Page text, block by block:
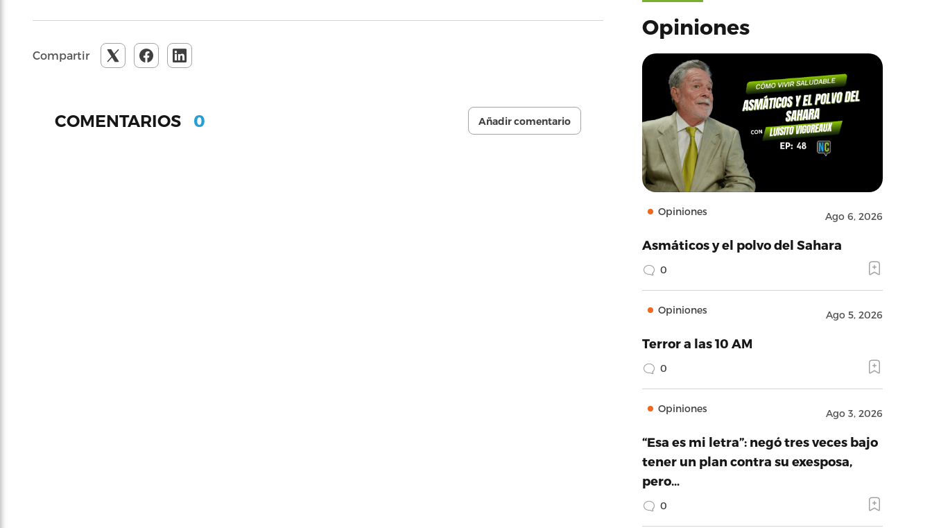
Compartir
COMENTARIOS 0 Añadir comentario
Opiniones
Opiniones Ago 6, 2026
Asmáticos y el polvo del Sahara
0
Opiniones Ago 5, 2026
Terror a las 10 AM
0
Opiniones Ago 3, 2026
“Esa es mi letra”: negó tres veces bajo
tener un plan contra su exesposa,
pero…
0